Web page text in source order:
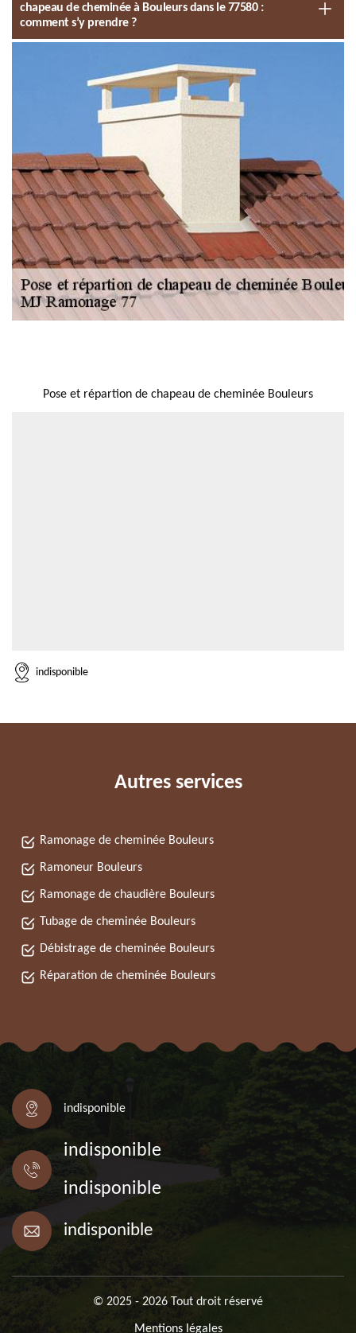
chapeau de cheminée à Bouleurs dans le 77580 :
comment s’y prendre ?
Pose et répartion de chapeau de cheminée Bouleurs
indisponible
Autres services
Ramonage de cheminée Bouleurs
Ramoneur Bouleurs
Ramonage de chaudière Bouleurs
Tubage de cheminée Bouleurs
Débistrage de cheminée Bouleurs
Réparation de cheminée Bouleurs
indisponible
indisponible
indisponible
indisponible
© 2025 - 2026 Tout droit réservé
Mentions légales